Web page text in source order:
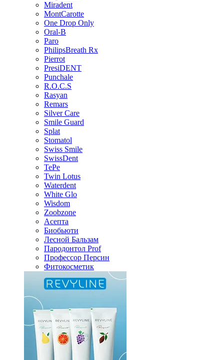
Miradent
MontCarotte
One Drop Only
Oral-B
Paro
PhilipsBreath Rx
Pierrot
PresiDENT
Punchale
R.O.C.S
Rasyan
Remars
Silver Care
Smile Guard
Splat
Stomatol
Swiss Smile
SwissDent
TePe
Twin Lotus
Waterdent
White Glo
Wisdom
Zoobzone
Асепта
Биобьюти
Лесной Бальзам
Пародонтол Prof
Профессор Персин
Фитокосметик